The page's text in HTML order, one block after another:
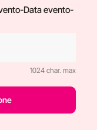
Data evento-
1024 char. max